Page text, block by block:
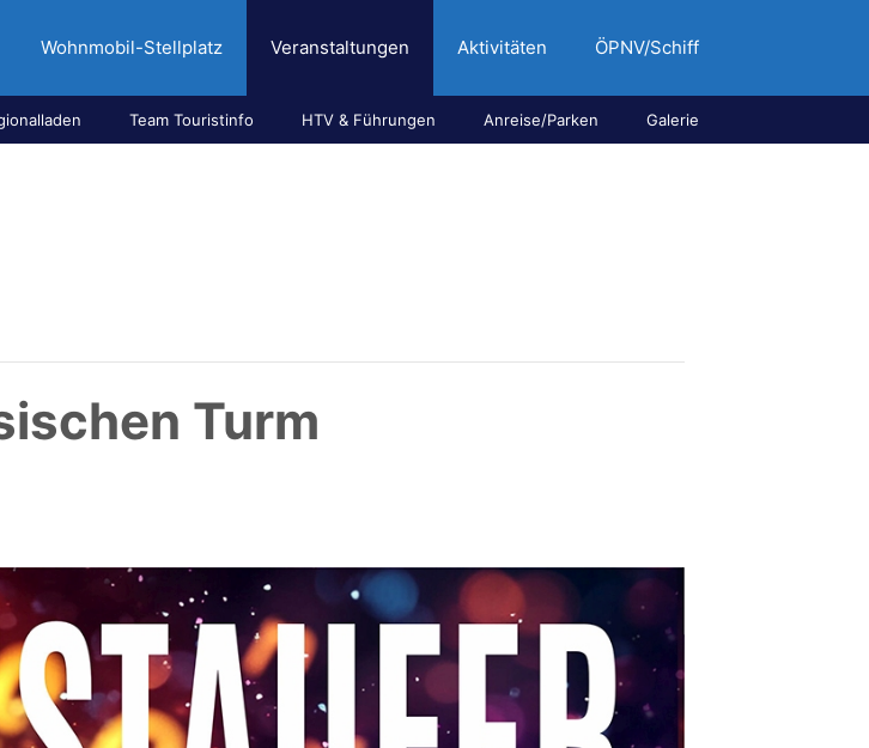
Wohnmobil-Stellplatz Veranstaltungen Aktivitäten ÖPNV/Schiff
Team Touristinfo HTV & Führungen Anreise/Parken Galerie
Turm